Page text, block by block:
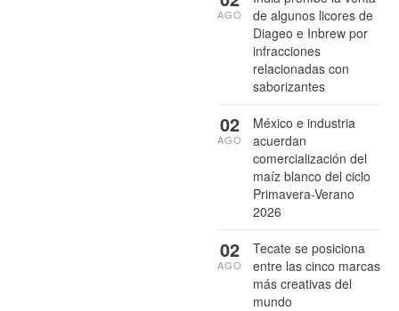
de algunos licores de
Diageo e Inbrew por
infracciones
relacionadas con
saborizantes
AGO
México e industria
acuerdan
comercialización del
maíz blanco del ciclo
Primavera-Verano
2026
02
AGO
Tecate se posiciona
entre las cinco marcas
más creativas del
mundo
02
AGO